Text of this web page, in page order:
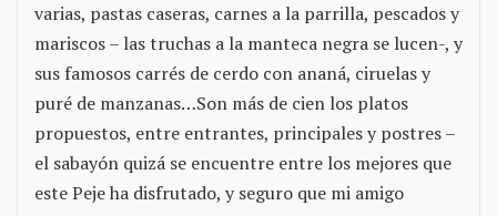
varias, pastas caseras, carnes a la parrilla, pescados y
mariscos – las truchas a la manteca negra se lucen-, y
sus famosos carrés de cerdo con ananá, ciruelas y
puré de manzanas…Son más de cien los platos
propuestos, entre entrantes, principales y postres –
el sabayón quizá se encuentre entre los mejores que
este Peje ha disfrutado, y seguro que mi amigo